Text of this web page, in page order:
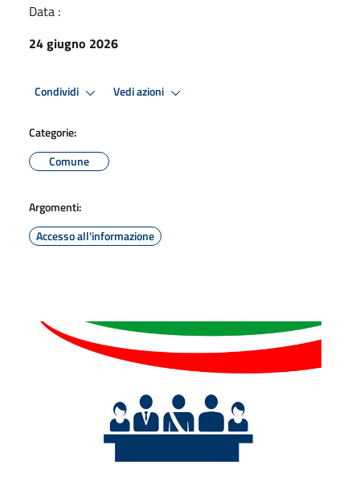
Data :
24 giugno 2026
Condividi Vedi azioni
Categorie:
Comune
Argomenti:
Accesso all'informazione